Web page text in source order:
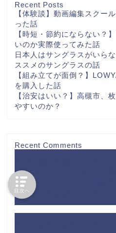
Recent Posts
【体験談】動画編集スクー
った話
【時短・節約にならない？
いのか実際使ってみた話
日本人はサングラスがいら
ススメのサングラスの話
【組み立てが面倒？】
を購入した話
【治安はいい？】高槻市、
やすいのか？
Recent Comments
イヤホンを用いた壁ドン対策
パレスのキッチンは料理で
ッチンの対処法 - するめBlog
目次へ